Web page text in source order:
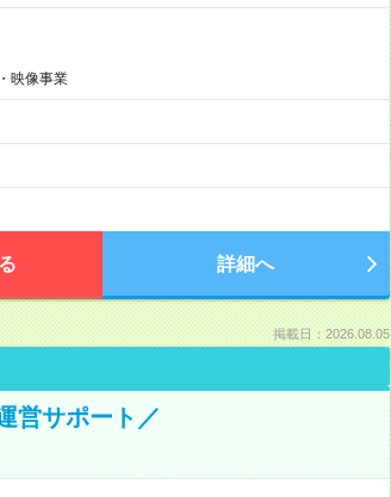
映像事業
詳細へ
掲載日：2026.08.05
営サポート／